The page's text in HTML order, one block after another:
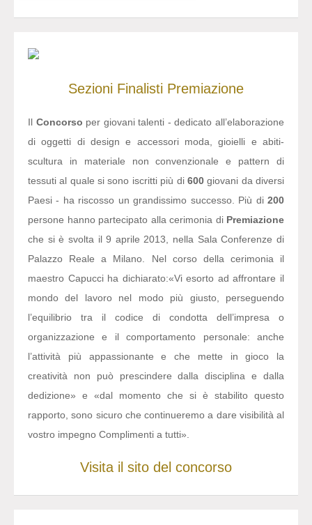
Sezioni Finalisti Premiazione
Il Concorso per giovani talenti - dedicato all’elaborazione
di oggetti di design e accessori moda, gioielli e abiti-
scultura in materiale non convenzionale e pattern di
tessuti al quale si sono iscritti più di 600giovani da diversi
Paesi - ha riscosso un grandissimo successo. Più di 200
persone hanno partecipato alla cerimonia di Premiazione
che si è svolta il 9 aprile 2013, nella Sala Conferenze di
Palazzo Reale a Milano. Nel corso della cerimonia il
maestro Capucci ha dichiarato:«Vi esorto ad affrontare il
mondo del lavoro nel modo più giusto, perseguendo
l’equilibrio tra il codice di condotta dell’impresa o
organizzazione e il comportamento personale: anche
l’attività più appassionante e che mette in gioco la
creatività non può prescindere dalla disciplina e dalla
dedizione» e «dal momento che si è stabilito questo
rapporto, sono sicuro che continueremo a dare visibilità al
vostro impegno Complimenti a tutti».
Visita il sito del concorso